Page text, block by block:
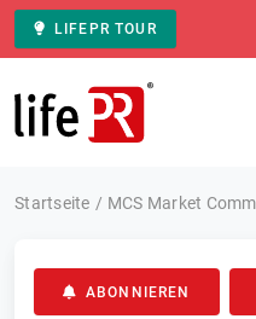
LIFEPR TOUR
Zur Startseite
Startseite MCS Market
ABONNIEREN